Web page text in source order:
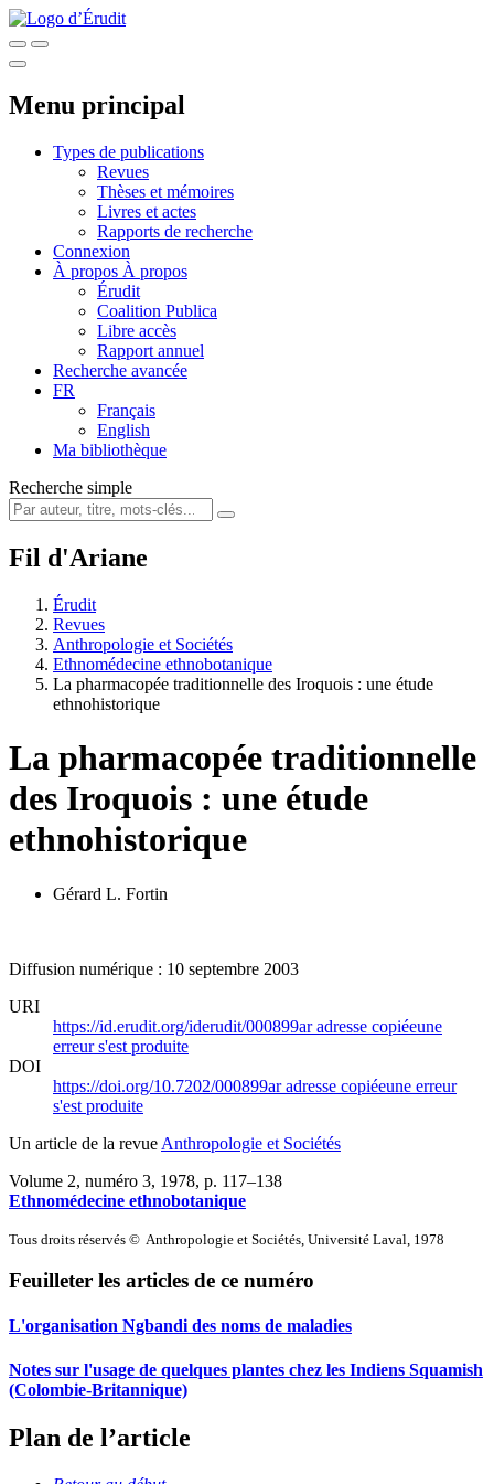
Menu principal
Types de publications
Revues
Thèses et mémoires
Livres et actes
Rapports de recherche
Connexion
À propos À propos
Érudit
Coalition Publica
Libre accès
Rapport annuel
Recherche avancée
FR
Français
English
Ma bibliothèque
Recherche simple
Fil d'Ariane
Érudit
Revues
Anthropologie et Sociétés
Ethnomédecine ethnobotanique
La pharmacopée traditionnelle des Iroquois : une étude
ethnohistorique
La pharmacopée traditionnelle
des Iroquois : une étude
ethnohistorique
Gérard L. Fortin
Diffusion numérique : 10 septembre 2003
URI
https://id.erudit.org/iderudit/000899aradresse copiéeune
erreur s'est produite
DOI
https://doi.org/10.7202/000899aradresse copiéeune erreur
s'est produite
Un article de la revue Anthropologie et Sociétés
Volume 2, numéro 3, 1978, p. 117–138
Ethnomédecine ethnobotanique
Tous droits réservés © Anthropologie et Sociétés, Université Laval, 1978
Feuilleter les articles de ce numéro
L'organisation Ngbandi des noms de maladies
Notes sur l'usage de quelques plantes chez les Indiens Squamish
(Colombie-Britannique)
Plan de l’article